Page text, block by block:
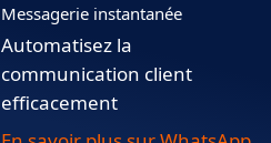
Messagerie instantanée
Automatisez la
communication client
efficacement